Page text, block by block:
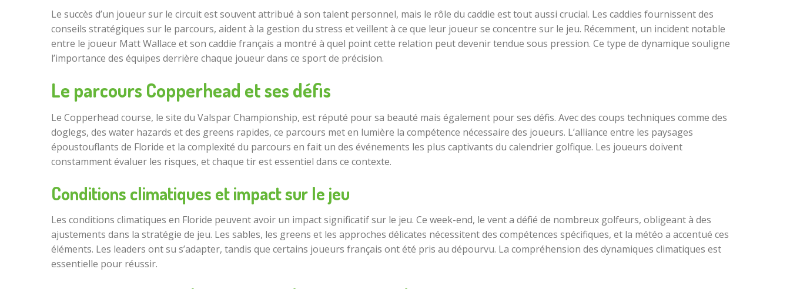
Le succès d’un joueur sur le circuit est souvent attribué à son talent personnel, mais le rôle du caddie est tout aussi crucial. Les caddies fournissent des
conseils stratégiques sur le parcours, aident à la gestion du stress et veillent à ce que leur joueur se concentre sur le jeu. Récemment, un incident notable
entre le joueur Matt Wallace et son caddie français a montré à quel point cette relation peut devenir tendue sous pression. Ce type de dynamique souligne
l’importance des équipes derrière chaque joueur dans ce sport de précision.
Le parcours Copperhead et ses défis
Le Copperhead course, le site du Valspar Championship, est réputé pour sa beauté mais également pour ses défis. Avec des coups techniques comme des
doglegs, des water hazards et des greens rapides, ce parcours met en lumière la compétence nécessaire des joueurs. L’alliance entre les paysages
époustouflants de Floride et la complexité du parcours en fait un des événements les plus captivants du calendrier golfique. Les joueurs doivent
constamment évaluer les risques, et chaque tir est essentiel dans ce contexte.
Conditions climatiques et impact sur le jeu
Les conditions climatiques en Floride peuvent avoir un impact significatif sur le jeu. Ce week-end, le vent a défié de nombreux golfeurs, obligeant à des
ajustements dans la stratégie de jeu. Les sables, les greens et les approches délicates nécessitent des compétences spécifiques, et la météo a accentué ces
éléments. Les leaders ont su s’adapter, tandis que certains joueurs français ont été pris au dépourvu. La compréhension des dynamiques climatiques est
essentielle pour réussir.